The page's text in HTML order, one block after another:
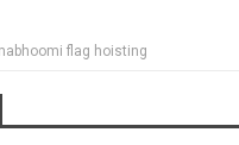
flag hoisting